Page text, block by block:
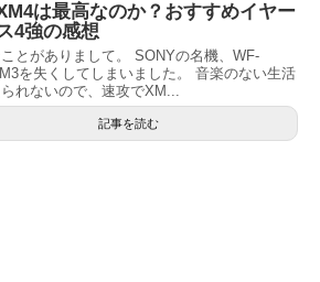
は最高なのか？おすすめイヤー
4強の感想
とがありまして。 SONYの名機、WF-
を失くしてしまいました。 音楽のない生活
れないので、速攻でXM...
記事を読む